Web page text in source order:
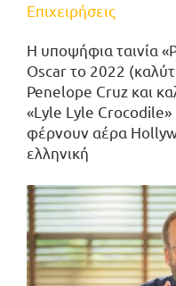
Επιχειρήσεις
Η υποψήφια ταινία
Oscar το 2022
Penelope Cruz και
«Lyle Lyle
φέρνουν αέρα
ελληνική